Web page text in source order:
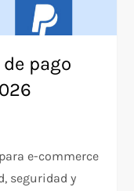
pago
e-commerce
seguridad y